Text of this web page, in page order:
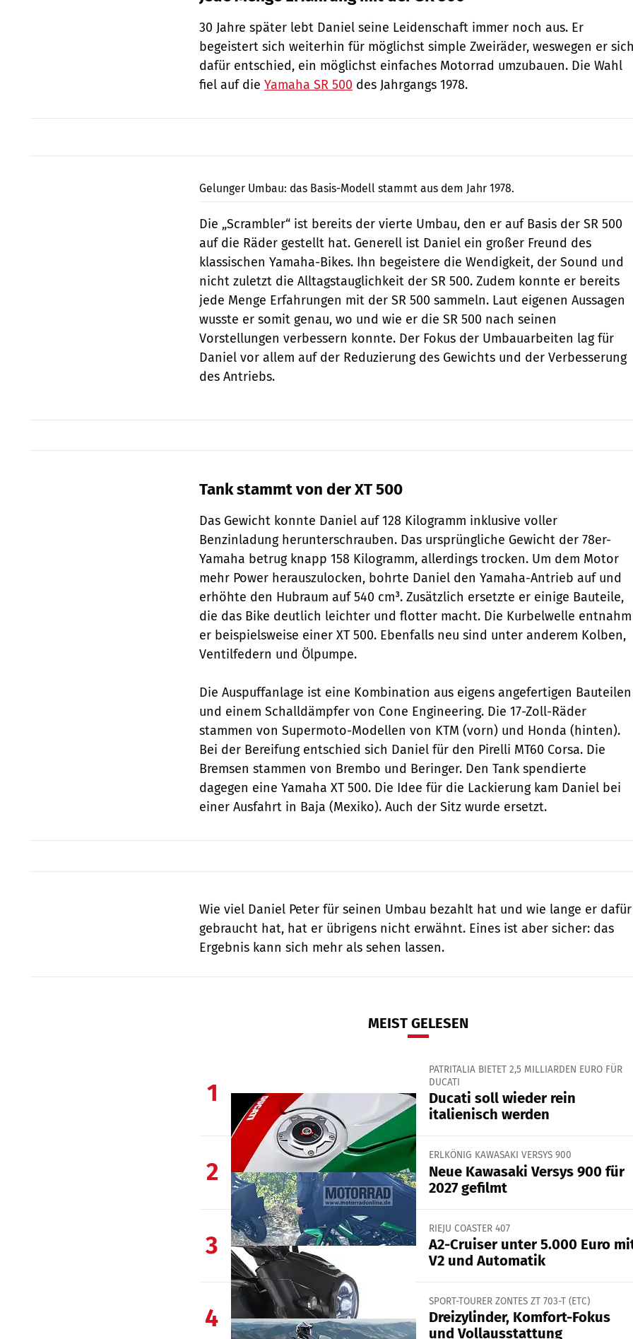
30 Jahre später lebt Daniel seine Leidenschaft immer noch aus. Er
begeistert sich weiterhin für möglichst simple Zweiräder, weswegen er
dafür entschied, ein möglichst einfaches Motorrad umzubauen. Die Wahl
fiel auf die Yamaha SR 500 des Jahrgangs 1978.
Gelunger Umbau: das Basis-Modell stammt aus dem Jahr 1978.
Die „Scrambler“ ist bereits der vierte Umbau, den er auf Basis der SR 500
auf die Räder gestellt hat. Generell ist Daniel ein großer Freund des
klassischen Yamaha-Bikes. Ihn begeistere die Wendigkeit, der Sound und
nicht zuletzt die Alltagstauglichkeit der SR 500. Zudem konnte er bereits
jede Menge Erfahrungen mit der SR 500 sammeln. Laut eigenen Aussagen
wusste er somit genau, wo und wie er die SR 500 nach seinen
Vorstellungen verbessern konnte. Der Fokus der Umbauarbeiten lag für
Daniel vor allem auf der Reduzierung des Gewichts und der Verbesserung
des Antriebs.
Tank stammt von der XT 500
Das Gewicht konnte Daniel auf 128 Kilogramm inklusive voller
Benzinladung herunterschrauben. Das ursprüngliche Gewicht der 78er-
Yamaha betrug knapp 158 Kilogramm, allerdings trocken. Um dem Motor
mehr Power herauszulocken, bohrte Daniel den Yamaha-Antrieb auf und
erhöhte den Hubraum auf 540 cm³. Zusätzlich ersetzte er einige Bauteile,
die das Bike deutlich leichter und flotter macht. Die Kurbelwelle entnahm
er beispielsweise einer XT 500. Ebenfalls neu sind unter anderem Kolben,
Ventilfedern und Ölpumpe.
Die Auspuffanlage ist eine Kombination aus eigens angefertigen Bauteilen
und einem Schalldämpfer von Cone Engineering. Die 17-Zoll-Räder
stammen von Supermoto-Modellen von KTM (vorn) und Honda (hinten).
Bei der Bereifung entschied sich Daniel für den Pirelli MT60 Corsa. Die
Bremsen stammen von Brembo und Beringer. Den Tank spendierte
dagegen eine Yamaha XT 500. Die Idee für die Lackierung kam Daniel bei
einer Ausfahrt in Baja (Mexiko). Auch der Sitz wurde ersetzt.
Wie viel Daniel Peter für seinen Umbau bezahlt hat und wie lange er dafür
gebraucht hat, hat er übrigens nicht erwähnt. Eines ist aber sicher: das
Ergebnis kann sich mehr als sehen lassen.
MEIST GELESEN
1
PATRITALIA BIETET 2,5 MILLIARDEN EURO FÜR
DUCATI
Ducati soll wieder rein
italienisch werden
2
ERLKÖNIG KAWASAKI VERSYS 900
Neue Kawasaki Versys 900 für
2027 gefilmt
3
RIEJU COASTER 407
A2-Cruiser unter 5.000 Euro
V2 und Automatik
4
SPORT-TOURER ZONTES ZT 703-T (ETC)
Dreizylinder, Komfort-Fokus
und Vollausstattung